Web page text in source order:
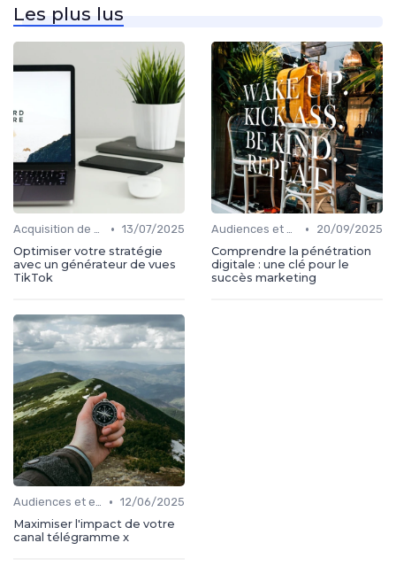
Les plus lus
Acquisition de médias • 13/07/2025
Optimiser votre stratégie
avec un générateur de vues
TikTok
Audiences et engagement •
20/09/2025
Comprendre la pénétration
digitale : une clé pour le
succès marketing
Audiences et engagement • 12/06/2025
Maximiser l'impact de votre
canal télégramme x